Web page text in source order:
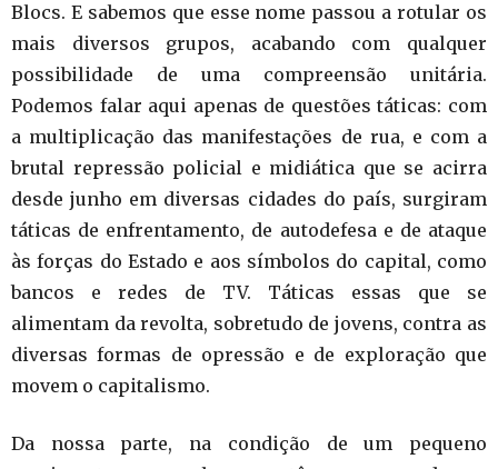
Blocs. E sabemos que esse nome passou a rotular os
mais diversos grupos, acabando com qualquer
possibilidade de uma compreensão unitária.
Podemos falar aqui apenas de questões táticas: com
a multiplicação das manifestações de rua, e com a
brutal repressão policial e midiática que se acirra
desde junho em diversas cidades do país, surgiram
táticas de enfrentamento, de autodefesa e de ataque
às forças do Estado e aos símbolos do capital, como
bancos e redes de TV. Táticas essas que se
alimentam da revolta, sobretudo de jovens, contra as
diversas formas de opressão e de exploração que
movem o capitalismo.
Da nossa parte, na condição de um pequeno